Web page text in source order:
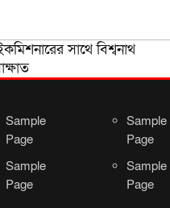
সাথে বিশ্বনাথ
Sample
Page
Sample
Page
Sample
Page
Sample
Page